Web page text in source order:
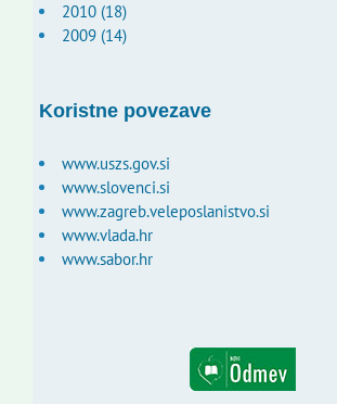
2010 (18)
2009 (14)
Koristne povezave
www.uszs.gov.si
www.slovenci.si
www.zagreb.veleposlanistvo.si
www.vlada.hr
www.sabor.hr